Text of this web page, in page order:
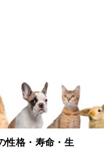
性格・寿命・生